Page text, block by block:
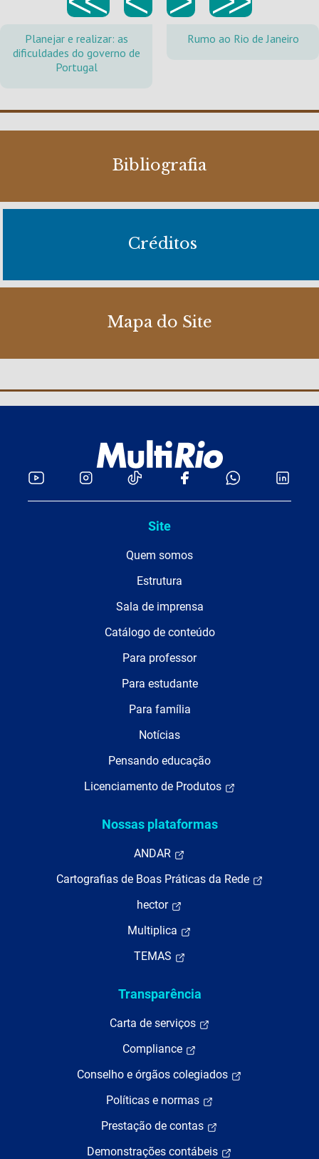
Planejar e realizar: as
dificuldades do governo de
Portugal
Rumo ao Rio de Janeiro
Bibliografia
Créditos
Mapa do Site
Site
Quem somos
Estrutura
Sala de imprensa
Catálogo de conteúdo
Para professor
Para estudante
Para família
Notícias
Pensando educação
Licenciamento de Produtos
Nossas plataformas
ANDAR
Cartografias de Boas Práticas da Rede
hector
Multiplica
TEMAS
Transparência
Carta de serviços
Compliance
Conselho e órgãos colegiados
Políticas e normas
Prestação de contas
Demonstrações contábeis